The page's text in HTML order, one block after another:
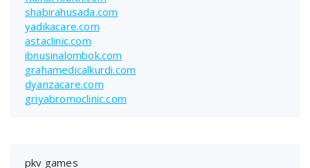
shabirahusada.com
yadikacare.com
astaclinic.com
ibnusinalombok.com
grahamedicalkurdi.com
dyanzacare.com
griyabromoclinic.com
pkv games